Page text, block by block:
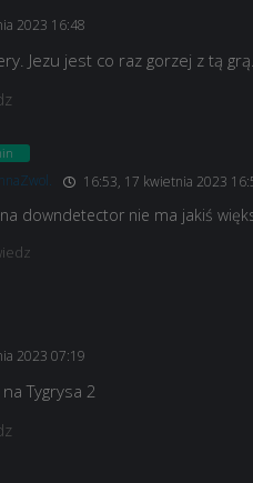
2023 16:48
Jezu jest co raz gorzej z tą grą.
16:53, 17 kwietnia 2023
na downdetector nie ma jakiś
2023 07:19
Tygrysa 2